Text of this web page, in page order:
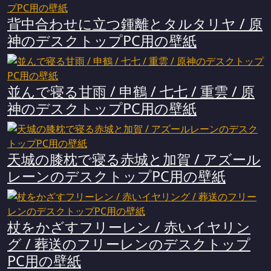
背中合わせに立つ鍾離とタルタリヤ / 原
神のデスクトップPC用の壁紙
並んで寝る甘雨 / 申鶴 / 七七 / 重雲 / 原
神のデスクトップPC用の壁紙
天城の膝枕で寝る赤城と加賀 / アズール
レーンのデスクトップPC用の壁紙
杖をかざすフリーレン / 赤いイヤリン
グ / 葬送のフリーレンのデスクトップ
PC用の壁紙